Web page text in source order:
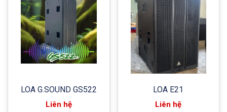
LOA G.SOUND GS522
Liên hệ
LOA E21
Liên hệ